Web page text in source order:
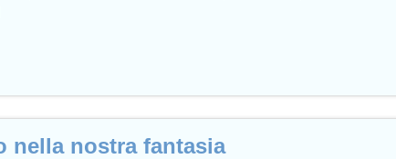
nella nostra fantasia